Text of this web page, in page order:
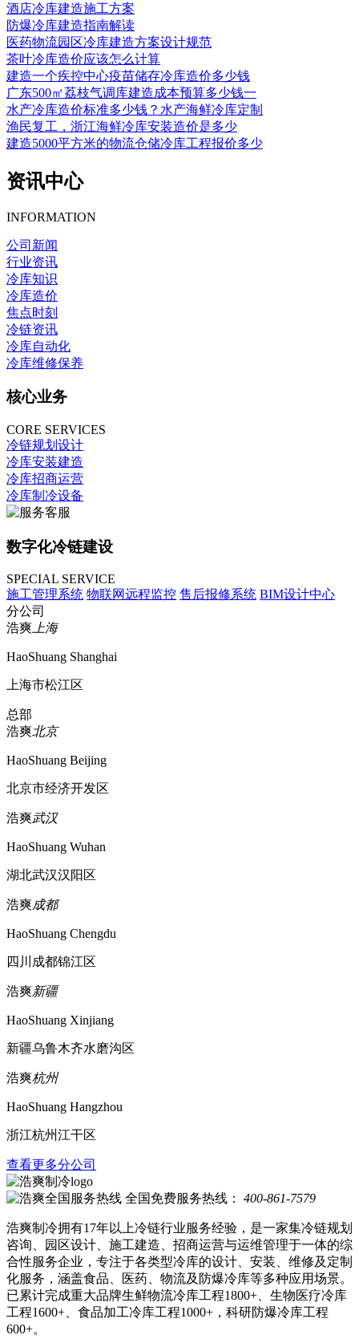
酒店冷库建造施工方案
防爆冷库建造指南解读
医药物流园区冷库建造方案设计规范
茶叶冷库造价应该怎么计算
建造一个疾控中心疫苗储存冷库造价多少钱
广东500㎡荔枝气调库建造成本预算多少钱一
水产冷库造价标准多少钱？水产海鲜冷库定制
渔民复工，浙江海鲜冷库安装造价是多少
建造5000平方米的物流仓储冷库工程报价多少
资讯中心
INFORMATION
公司新闻
行业资讯
冷库知识
冷库造价
焦点时刻
冷链资讯
冷库自动化
冷库维修保养
核心业务
CORE SERVICES
冷链规划设计
冷库安装建造
冷库招商运营
冷库制冷设备
数字化冷链建设
SPECIAL SERVICE
施工管理系统 物联网远程监控 售后报修系统 BIM设计中心
分公司
浩爽上海
HaoShuang Shanghai
上海市松江区
总部
浩爽北京
HaoShuang Beijing
北京市经济开发区
浩爽武汉
HaoShuang Wuhan
湖北武汉汉阳区
浩爽成都
HaoShuang Chengdu
四川成都锦江区
浩爽新疆
HaoShuang Xinjiang
新疆乌鲁木齐水磨沟区
浩爽杭州
HaoShuang Hangzhou
浙江杭州江干区
查看更多分公司
全国免费服务热线： 400-861-7579
浩爽制冷拥有17年以上冷链行业服务经验，是一家集冷链规划
咨询、园区设计、施工建造、招商运营与运维管理于一体的综
合性服务企业，专注于各类型冷库的设计、安装、维修及定制
化服务，涵盖食品、医药、物流及防爆冷库等多种应用场景。
已累计完成重大品牌生鲜物流冷库工程1800+、生物医疗冷库
工程1600+、食品加工冷库工程1000+，科研防爆冷库工程
600+。